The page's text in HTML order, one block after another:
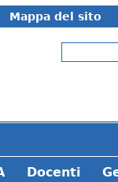
Mappa del sito
Cerca
Docenti